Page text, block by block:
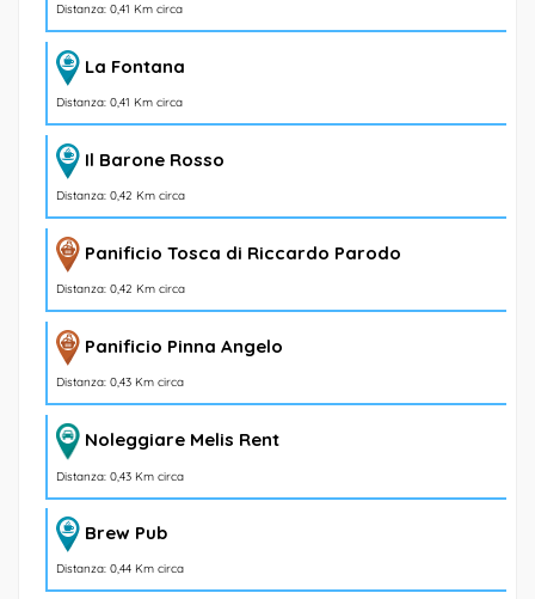
Distanza: 0,41 Km circa
La Fontana
Distanza: 0,41 Km circa
Il Barone Rosso
Distanza: 0,42 Km circa
Panificio Tosca di Riccardo Parodo
Distanza: 0,42 Km circa
Panificio Pinna Angelo
Distanza: 0,43 Km circa
Noleggiare Melis Rent
Distanza: 0,43 Km circa
Brew Pub
Distanza: 0,44 Km circa